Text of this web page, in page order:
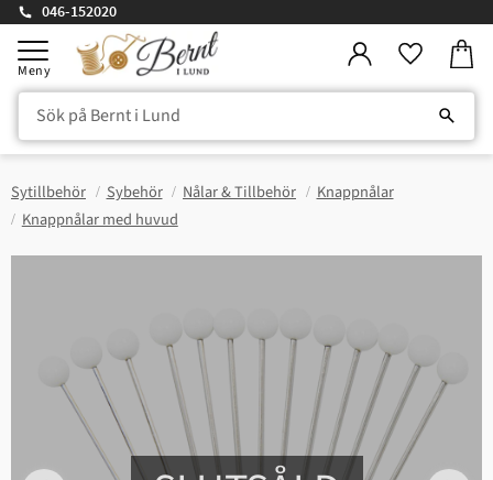
Meny
046-152020
Sytillbehör Sybehör Nålar & Tillbehör
Knappnålar
Knappnålar med huvud